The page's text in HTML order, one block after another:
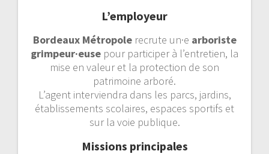
L’employeur
Bordeaux Métropolerecrute un·e arboriste
grimpeur·euse pour participer à l’entretien, la
mise en valeur et la protection de son
patrimoine arboré.
L’agent interviendra dans les parcs, jardins,
établissements scolaires, espaces sportifs et
sur la voie publique.
Missions principales